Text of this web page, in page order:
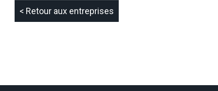
< Retour aux entreprises